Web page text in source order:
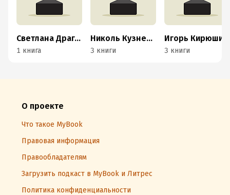
Светлана Драган
1 книга
Николь Кузнецова
3 книги
Игорь Кирюшин
3 книги
О проекте
Что такое MyBook
Правовая информация
Правообладателям
Загрузить подкаст в MyBook и Литрес
Политика конфиденциальности